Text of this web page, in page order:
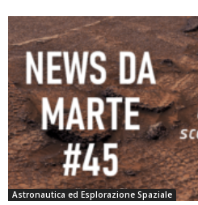
Astronautica ed Esplorazione Spaziale